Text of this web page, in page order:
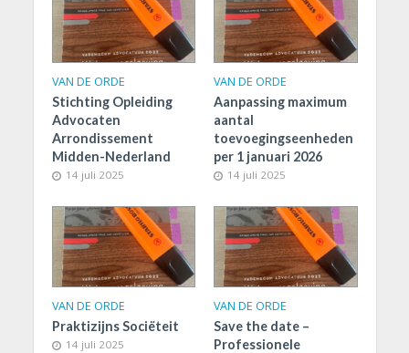
VAN DE ORDE
Stichting Opleiding
Advocaten
Arrondissement
Midden-Nederland
14 juli 2025
VAN DE ORDE
Aanpassing maximum
aantal
toevoegingseenheden
per 1 januari 2026
14 juli 2025
VAN DE ORDE
Praktizijns Sociëteit
14 juli 2025
VAN DE ORDE
Save the date –
Professionele